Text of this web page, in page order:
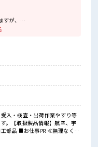
が、
！
ど、
いきましょう！
入・検査・出荷作業やすり等
。【取扱製品情報】航空、宇
理なく働
ることもありますが、 残業は